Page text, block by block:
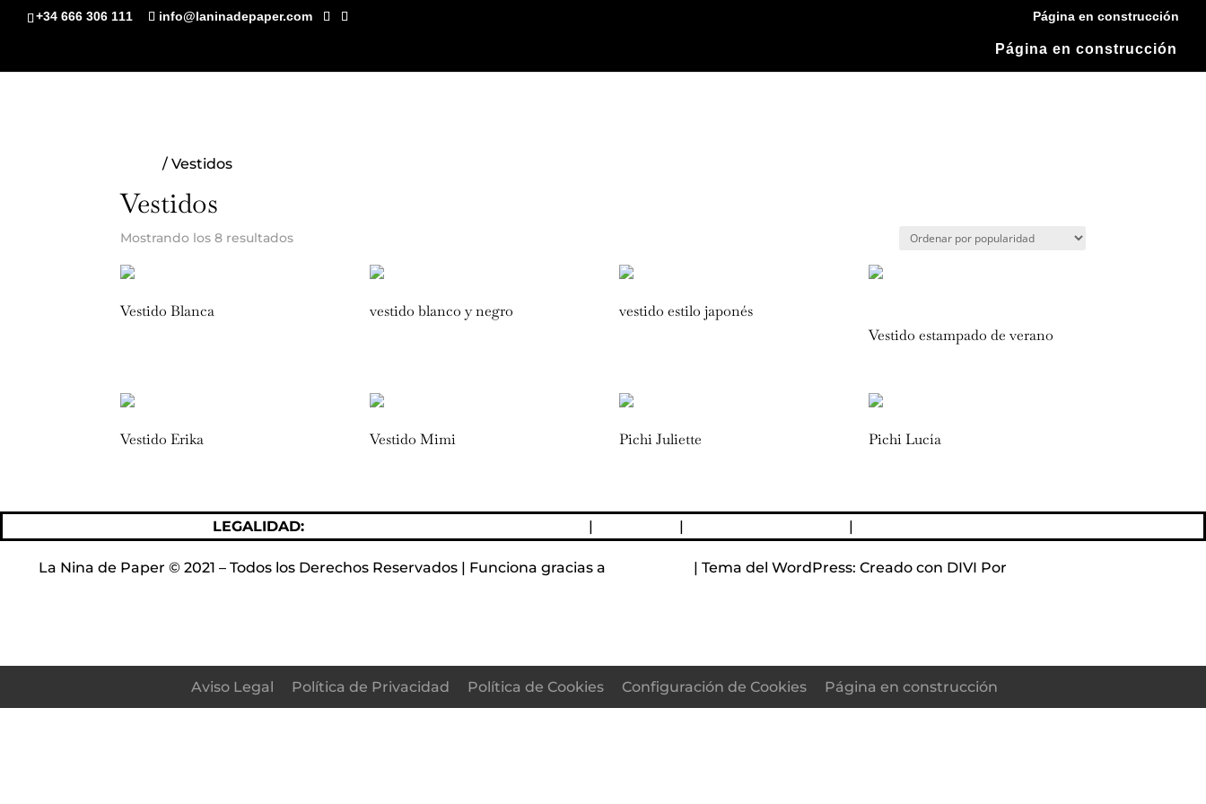
+34 666 306 111 info@laninadepaper.com Página en construcción
Página en construcción
/ Vestidos
Vestidos
Mostrando los 8 resultadosOrdenado
Vestido Blanca vestido blanco y negro
vestido estilo japonés
Vestido estampado de verano
Vestido Erika Vestido Mimi Pichi Juliette Pichi Lucía
LEGALIDAD: | | |
La Nina de Paper © 2021 – Todos los Derechos Reservados | Funciona gracias a | Tema del WordPress: Creado con DIVI Por
Aviso Legal Política de Privacidad Política de Cookies Configuración de Cookies Página en construcción